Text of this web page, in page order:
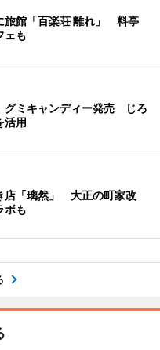
旅館「百楽荘 離れ」 料亭
ェも
グミキャンディー発売 じろ
活用
店「璃然」 大正の町家改
ボも